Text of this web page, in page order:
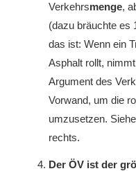
Verkehrsmenge,
(dazu bräuchte es
das ist: Wenn ein
Asphalt rollt,
Argument des
Vorwand, um die
umzusetzen.
rechts.
Der ÖV ist der